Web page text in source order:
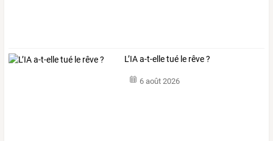
L’IA a-t-elle tué le rêve ?
6 août 2026